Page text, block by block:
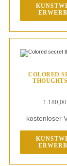
COLORED
kostenloser